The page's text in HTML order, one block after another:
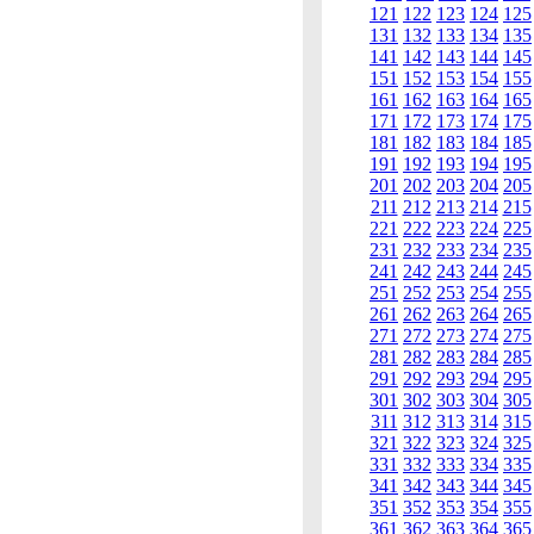
121 122 123 124 125
131 132 133 134 135
141 142 143 144 145
151 152 153 154 155
161 162 163 164 165
171 172 173 174 175
181 182 183 184 185
191 192 193 194 195
201 202 203 204 205
211 212 213 214 215
221 222 223 224 225
231 232 233 234 235
241 242 243 244 245
251 252 253 254 255
261 262 263 264 265
271 272 273 274 275
281 282 283 284 285
291 292 293 294 295
301 302 303 304 305
311 312 313 314 315
321 322 323 324 325
331 332 333 334 335
341 342 343 344 345
351 352 353 354 355
361 362 363 364 365